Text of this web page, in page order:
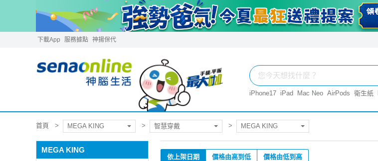
下載App 服務據點 神揚保代
iPhone17 iPad Mac Neo AirPods 衛生紙
首頁 MEGA KING 智慧穿戴 MEGA KING
MEGA KING
依上架日期 價格由高到低 價格由低到高